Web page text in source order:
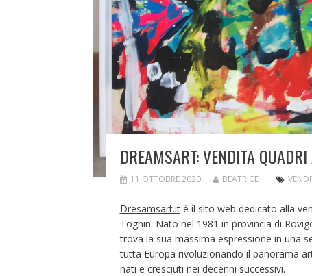
DREAMSART: VENDITA
11 OTTOBRE 2020 BEATRICE
Dresamsart.itè il sito web dedicato alla
Tognin. Nato nel 1981 in provincia di
trova la sua massima espressione in una
tutta Europa rivoluzionando il panorama
nati e cresciuti nei decenni successivi.